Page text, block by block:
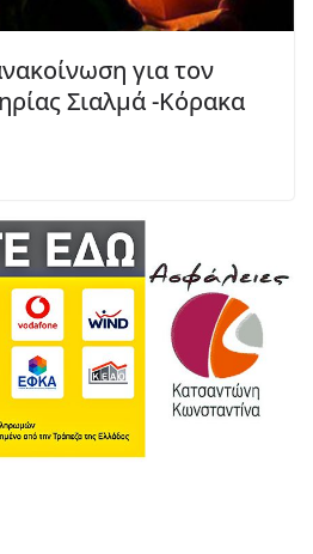
για τον
Σιαλμά -Κόρακα